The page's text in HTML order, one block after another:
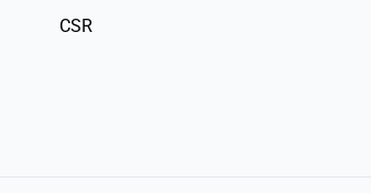
CSR